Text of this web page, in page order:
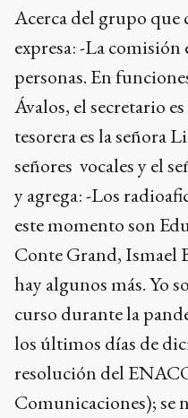
Acerca del grupo
expresa: -La
personas. En
Ávalos, el secretario
tesorera es la señora
señores vocales y el
y agrega: -Los
este momento son
Conte Grand, Ismael
hay algunos más. Yo
curso durante la
los últimos días de
resolución del
Comunicaciones); se